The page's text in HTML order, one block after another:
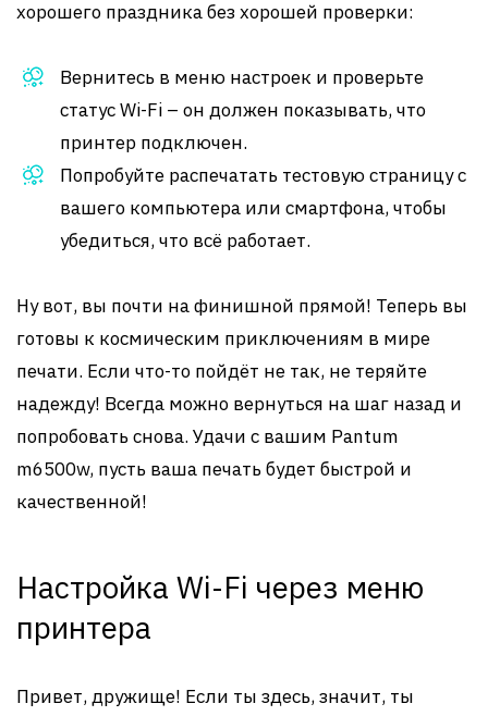
хорошего праздника без хорошей проверки:
Вернитесь в меню настроек и проверьте
статус Wi-Fi – он должен показывать, что
принтер подключен.
Попробуйте распечатать тестовую страницу с
вашего компьютера или смартфона, чтобы
убедиться, что всё работает.
Ну вот, вы почти на финишной прямой! Теперь вы
готовы к космическим приключениям в мире
печати. Если что-то пойдёт не так, не теряйте
надежду! Всегда можно вернуться на шаг назад и
попробовать снова. Удачи с вашим Pantum
m6500w, пусть ваша печать будет быстрой и
качественной!
Настройка Wi-Fi через меню
принтера
Привет, дружище! Если ты здесь, значит, ты